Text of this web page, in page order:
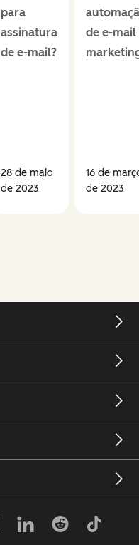
para
assinatura
de e-mail?
28 de maio
de 2023
de e-mail
16 de
de 2023